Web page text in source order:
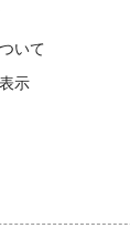
いて
示